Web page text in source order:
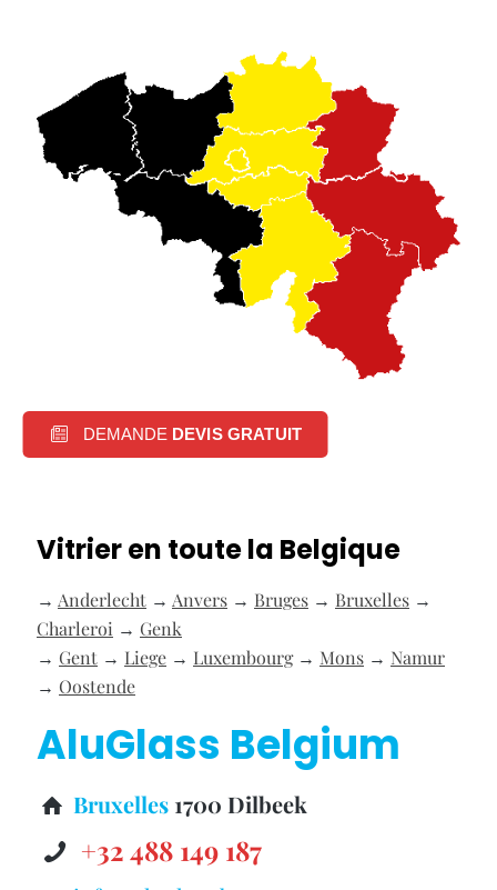
DEMANDE DEVIS GRATUIT
Vitrier en toute la Belgique
→ Anderlecht → Anvers → Bruges → Bruxelles →
Charleroi → Genk
→ Gent → Liege → Luxembourg→ Mons → Namur
→ Oostende
AluGlass Belgium
Bruxelles 1700 Dilbeek
+32 488 149 187